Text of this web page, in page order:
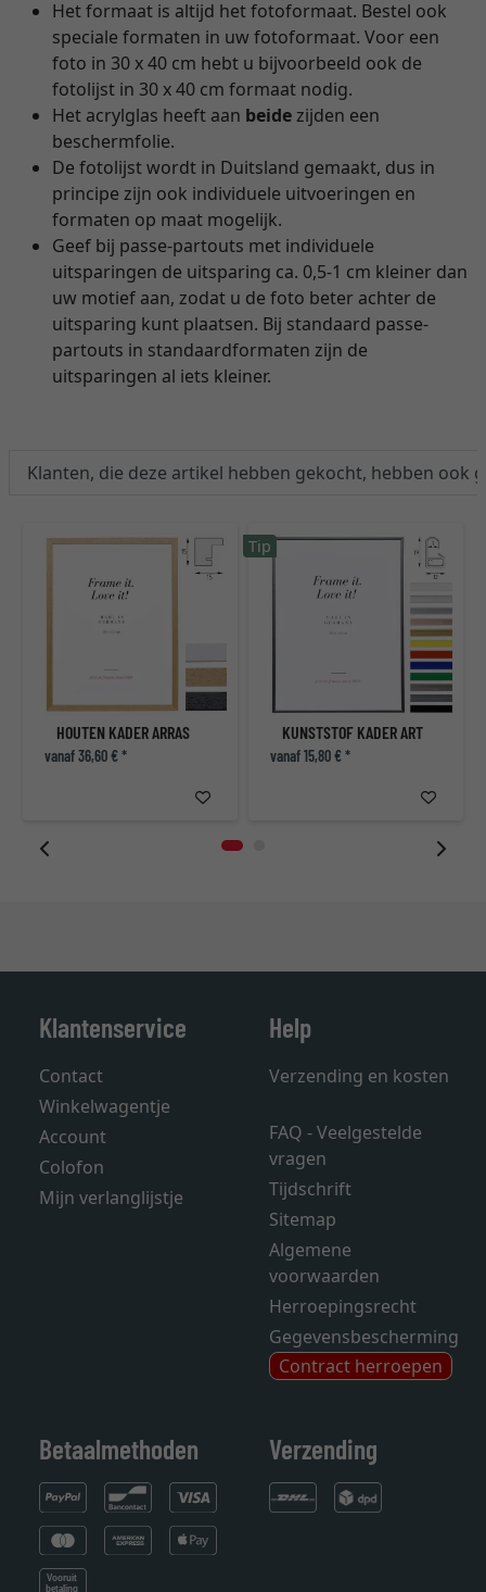
Het formaat is altijd het fotoformaat. Bestel ook
speciale formaten in uw fotoformaat. Voor een
foto in 30 x 40 cm hebt u bijvoorbeeld ook de
fotolijst in 30 x 40 cm formaat nodig.
Het acrylglas heeft aan beidezijden een
beschermfolie.
De fotolijst wordt in Duitsland gemaakt, dus in
principe zijn ook individuele uitvoeringen en
formaten op maat mogelijk.
Geef bij passe-partouts met individuele
uitsparingen de uitsparing ca. 0,5-1 cm kleiner dan
uw motief aan, zodat u de foto beter achter de
uitsparing kunt plaatsen. Bij standaard passe-
partouts in standaardformaten zijn de
uitsparingen al iets kleiner.
Klanten, die deze artikel hebben gekocht, hebben ook
HOUTEN KADER ARRAS
vanaf 36,60 € *
KUNSTSTOF KADER ART
vanaf 15,80 € *
Tip
Klantenservice
Contact
Winkelwagentje
Account
Colofon
Mijn verlanglijstje
Help
Verzending en kosten
FAQ - Veelgestelde
vragen
Tijdschrift
Sitemap
Algemene
voorwaarden
Herroepingsrecht
Gegevensbescherming
Contract herroepen
Betaalmethoden Verzending